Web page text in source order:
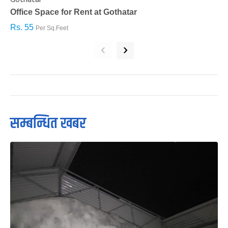
Office Space for Rent at Gothatar
Rs. 55 Per Sq.Feet
‹ ›
सम्बन्धित खबर